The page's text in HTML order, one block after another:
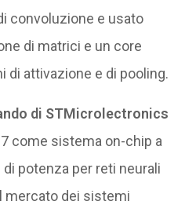
convoluzione e usato
di matrici e un core
di attivazione e di pooling.
di STMicrolectronics
come sistema on-chip a
potenza per reti neurali
mercato dei sistemi